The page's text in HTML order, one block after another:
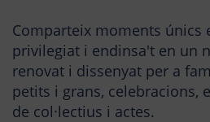
Comparteix moments únics
privilegiat i endinsa't en un
renovat i dissenyat per a
petits i grans, celebracions,
de col·lectius i actes.